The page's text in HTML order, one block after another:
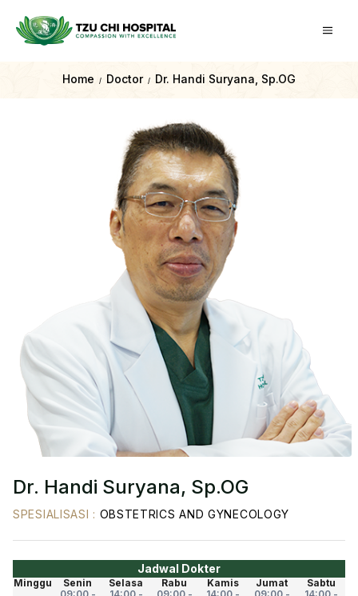
Home / Doctor / Dr. Handi Suryana, Sp.OG
Dr. Handi Suryana, Sp.OG
SPESIALISASI : OBSTETRICS AND GYNECOLOGY
Jadwal Dokter
Minggu Senin Selasa Rabu Kamis Jumat
Sabtu